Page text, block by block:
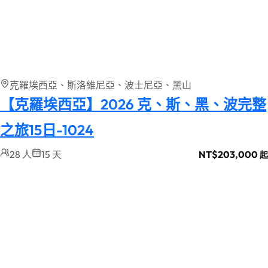
克羅埃西亞、斯洛維尼亞、波士尼亞、黑山
【克羅埃西亞】2026 克、斯、黑、波完整
之旅15日-1024
28 人 15 天 NT$203,000